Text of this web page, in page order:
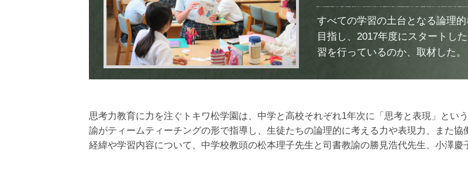
すべての学習の土台となる論理
目指し、2017年度にスタートし
習を行っているのか、取材した。
思考力教育に力を注ぐトキワ松学園は、中学と高校それぞれ1年次に「思考と表現」とい
諭がティームティーチングの形で指導し、生徒たちの論理的に考える力や表現力、また
経緯や学習内容について、中学校教頭の松本理子先生と司書教諭の勝見浩代先生、小澤慶